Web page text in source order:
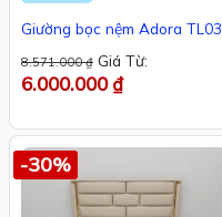
Giường bọc nệm Adora TL03
8.571.000₫ Giá Từ:
6.000.000₫
-30%